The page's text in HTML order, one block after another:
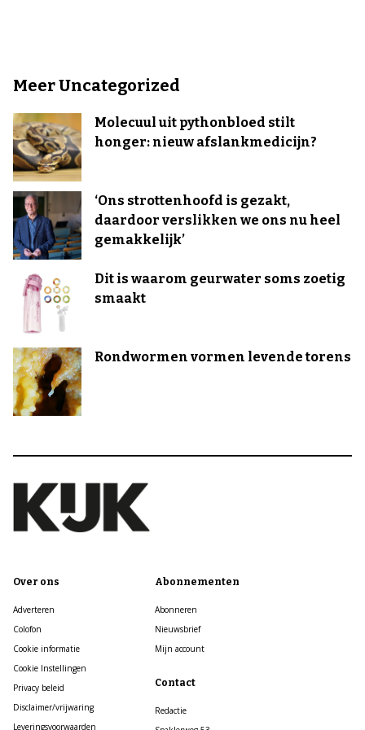
Meer Uncategorized
Molecuul uit pythonbloed stilt
honger: nieuw afslankmedicijn?
‘Ons strottenhoofd is gezakt,
daardoor verslikken we ons nu heel
gemakkelijk’
Dit is waarom geurwater soms zoetig
smaakt
Rondwormen vormen levende torens
Over ons
Adverteren
Colofon
Cookie informatie
Cookie Instellingen
Privacy beleid
Disclaimer/vrijwaring
Leveringsvoorwaarden
Abonnementen
Abonneren
Nieuwsbrief
Mijn account
Contact
Redactie